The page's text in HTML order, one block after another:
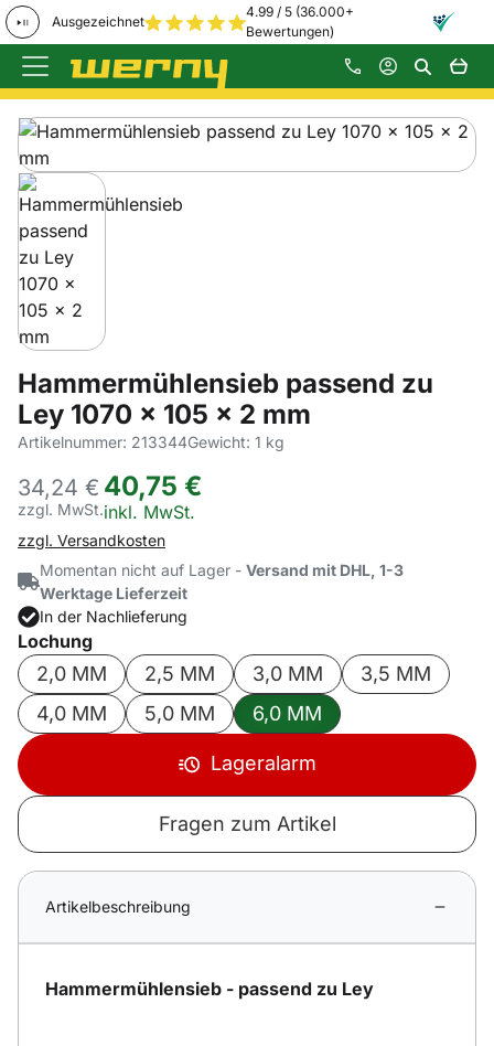
Ausgezeichnet
4.99 / 5 (36.000+
Bewertungen)
Zum Hauptinhalt springen
Produktgalerie
Zur Kaufbox springen
Hammermühlensieb passend zu
Ley 1070 x 105 x 2 mm
Artikelnummer: 213344Gewicht: 1 kg
34,24 €
zzgl. MwSt.
40,75 €
Steuerhinweis:
inkl. MwSt.
zzgl. Versandkosten
Momentan nicht auf Lager - Versand mit DHL, 1-3
Werktage Lieferzeit
In der Nachlieferung
Lochung
2,0 MM 2,5 MM 3,0 MM
3,5 MM
4,0 MM
5,0 MM 6,0 MM
Lageralarm
Fragen zum Artikel
Artikelbeschreibung
Hammermühlensieb - passend zu Ley